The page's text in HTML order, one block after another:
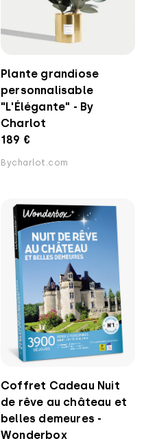
Plante grandiose
personnalisable
"L'Élégante" - By
Charlot
189 €
Bycharlot.com
Coffret Cadeau Nuit
de rêve au château et
belles demeures -
Wonderbox